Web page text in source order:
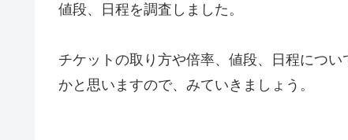
値段、日程を調査しました。
チケットの取り方や倍率、値段、日程につ
かと思いますので、みていきましょう。